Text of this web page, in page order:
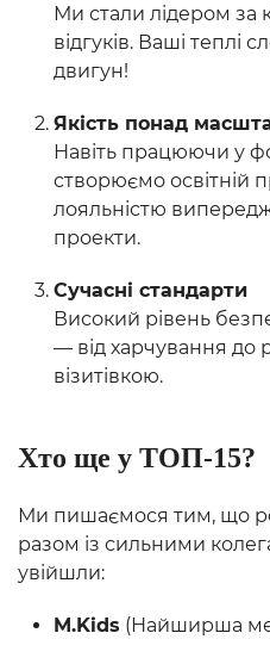
Ми стали лідером за
відгуків. Ваші
двигун!
Якість понад
Навіть працюючи у
створюємо освітній
лояльністю
проекти.
Сучасні стандарти
Високий рівень
— від харчування до
візитівкою.
Хто ще у ТОП-15?
Ми пишаємося тим, що
разом із сильними
увійшли:
M.Kids (Найширша